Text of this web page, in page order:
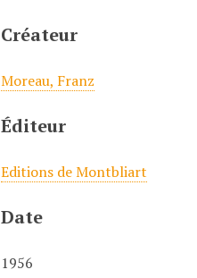
Créateur
Moreau, Franz
Éditeur
Editions de Montbliart
Date
1956